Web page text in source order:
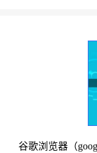
谷歌浏览器（